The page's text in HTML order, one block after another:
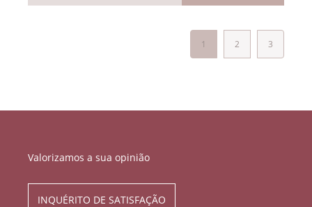
1 2 3
Valorizamos a sua opinião
INQUÉRITO DE SATISFAÇÃO